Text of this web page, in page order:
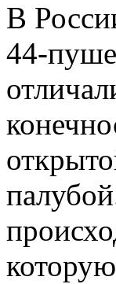
В
44-